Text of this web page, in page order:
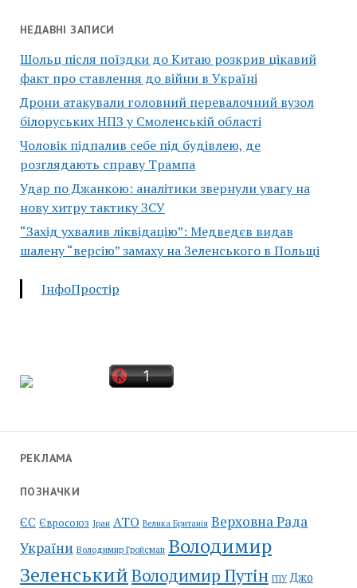
НЕДАВНІ ЗАПИСИ
Шольц після поїздки до Китаю розкрив цікавий
факт про ставлення до війни в Україні
Дрони атакували головний перевалочний вузол
білоруських НПЗ у Смоленській області
Чоловік підпалив себе під будівлею, де
розглядають справу Трампа
Удар по Джанкою: аналітики звернули увагу на
нову хитру тактику ЗСУ
“Захід ухвалив ліквідацію”: Медведєв видав
шалену “версію” замаху на Зеленського в Польщі
ІнфоПростір
РЕКЛАМА
ПОЗНАЧКИ
ЄС Євросоюз Іран АТО Велика Британія Верховна Рада
України Володимир Гройсман Володимир
ЗеленськийВолодимир Путін ГПУ Джо